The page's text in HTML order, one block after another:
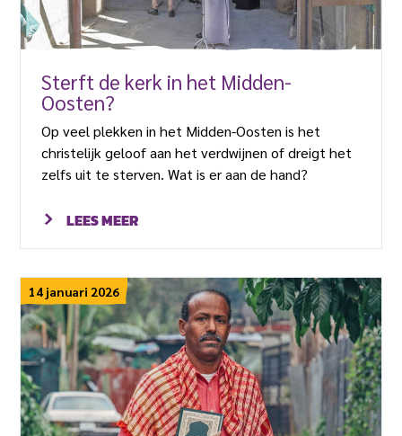
Sterft de kerk in het Midden-
Oosten?
Op veel plekken in het Midden-Oosten is het
christelijk geloof aan het verdwijnen of dreigt het
zelfs uit te sterven. Wat is er aan de hand?
LEES MEER
14 januari 2026